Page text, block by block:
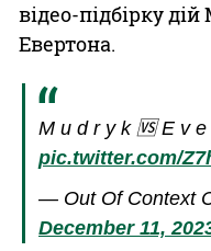
відео-підбірку
Евертона.
M u d r y k 🆚 E v
pic.twitter.com/
— Out Of Context
December 11,